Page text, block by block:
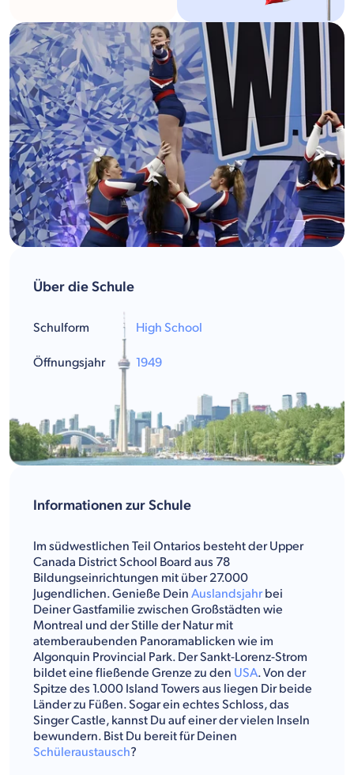
Informationen zur Schule
Im südwestlichen Teil Ontarios besteht der Upper
Canada District School Board aus 78
Bildungseinrichtungen mit über 27.000
Jugendlichen. Genieße Dein Auslandsjahrbei
Deiner Gastfamilie zwischen Großstädten wie
Montreal und der Stille der Natur mit
atemberaubenden Panoramablicken wie im
Algonquin Provincial Park. Der Sankt-Lorenz-Strom
bildet eine fließende Grenze zu den USA. Von der
Spitze des 1.000 Island Towers aus liegen Dir beide
Länder zu Füßen. Sogar ein echtes Schloss, das
Singer Castle, kannst Du auf einer der vielen Inseln
bewundern. Bist Du bereit für Deinen
Schüleraustausch?
Über die Schule
Schulform
Öffnungsjahr
High School
1949